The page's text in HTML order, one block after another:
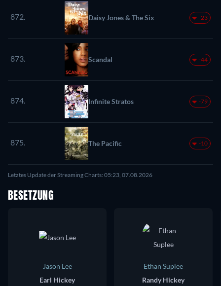
872. Daisy Jones & The Six -23
873. Scandal -44
874. Infinite Stratos -79
875. The Pacific -10
Letztes Update der Streaming Charts: 05:23, 07.08.2026
BESETZUNG
Jason Lee
Earl Hickey
Ethan Suplee
Randy Hickey